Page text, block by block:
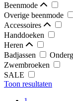
Beenmode
Overige beenmode
Accessoires
Handdoeken
Heren
Badjassen
Zwembroeken
SALE
Toon resultaten